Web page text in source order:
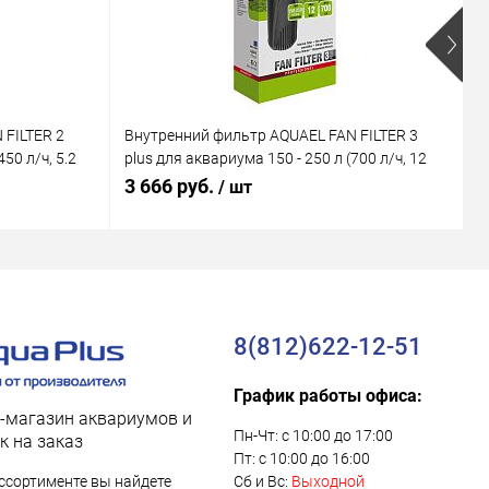
2
л/ч, 5.2
Внутренний фильтр AQUAEL FAN FILTER 3
plus для аквариума 150 - 250 л (700 л/ч, 12
Вт)
3 666 руб. / шт
магазин аквариумов и
на заказ
вы найдете
8(812)622-12-51
График работы офиса:
Пн-Чт: с 10:00 до 17:00
Пт: с 10:00 до 16:00
Сб и Вс: Выходной